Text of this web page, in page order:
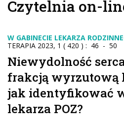
Czytelnia on-
W GABINECIE LEKARZA
TERAPIA 2023, 1 ( 420 ) : 46 - 50
Niewydolność
frakcją wyrzutową
jak identyfikować
lekarza POZ?